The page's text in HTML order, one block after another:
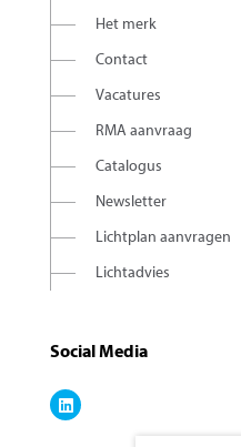
Het merk
Contact
Vacatures
RMA aanvraag
Catalogus
Newsletter
Lichtplan aanvragen
Lichtadvies
Social Media